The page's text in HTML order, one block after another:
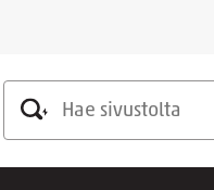
Hae sivustolta